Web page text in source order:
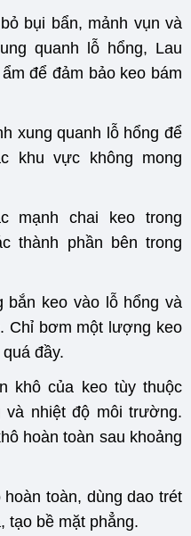
bụi bẩn, mảnh vụn và
quanh lỗ hổng, Lau
để đảm bảo keo bám
xung quanh lỗ hổng để
khu vực không mong
mạnh chai keo trong
thành phần bên trong
bắn keo vào lỗ hổng và
Chỉ bơm một lượng keo
đầy.
khô của keo tùy thuộc
nhiệt độ môi trường.
hoàn toàn sau khoảng
toàn, dùng dao trét
tạo bề mặt phẳng.